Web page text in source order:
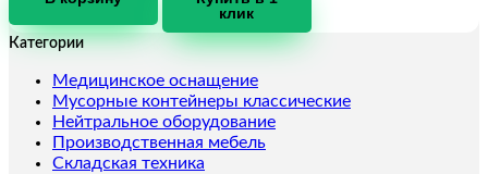
TOR
2500
(г/
п
1,0
т,
клик
Категории
Медицинское оснащение
Мусорные контейнеры классические
Нейтральное оборудование
Производственная мебель
Складская техника